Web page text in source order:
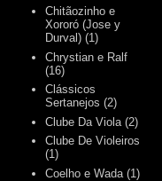
Chitãozinho e
Xororó (Jose y
Durval) (1)
Chrystian e Ralf
(16)
Clássicos
Sertanejos (2)
Clube Da Viola (2)
Clube De Violeiros
(1)
Coelho e Wada (1)